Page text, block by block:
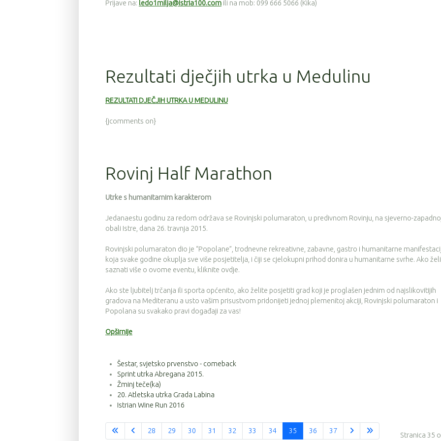
Prijave na: ledo1milja@istria100.com ili na mob: 099 666 5066 (Kika)
Rezultati dječjih utrka u Medulinu
REZULTATI DJEČJIH UTRKA U MEDULINU
{jcomments on}
Rovinj Half Marathon
Utrke s humanitarnim karakterom
Jedanaestu godinu za redom održava se Rovinjski polumaraton, u predivnom Rovinju, na sjeverno-
obali Istre, dana 26. travnja 2015.
Rovinjski polumaraton dio je “Popolane”, trodnevne rekreativne, zabavne, gastro i humanitarne
koja svake godine okuplja sve više posjetitelja, i čiji se cjelokupni prihod donira u humanitarne svrhe. Ako
saznati više o ovome eventu, kliknite ovdje.
Ako ste ljubitelj trčanja ili sporta općenito, ako želite posjetiti grad koji je proglašen jednim od najslikovitijih
gradova na Mediteranu a usto vašim prisustvom pridonijeti jednoj plemenitoj akciji, Rovinjski polumaraton i
Popolana su svakako pravi događaji za vas!
Opširnije
Šestar, svjetsko prvenstvo - comeback
Sprint utrka Abregana 2015.
Žminj teče(ka)
20. Atletska utrka Grada Labina
Istrian Wine Run 2016
Stranica 35
28 29 30 31 32 33 34 35 36 37